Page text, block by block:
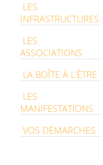
LES
INFRASTRUCTURES
LES
ASSOCIATIONS
LA BOÎTE À L'ÊTRE
LES
MANIFESTATIONS
VOS DÉMARCHES